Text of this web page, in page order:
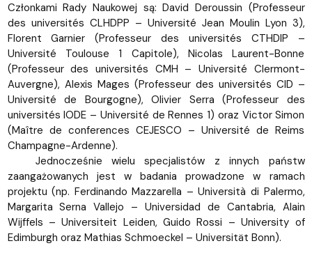
Członkami Rady Naukowej są: David Deroussin (Professeur
des universités CLHDPP – Université Jean Moulin Lyon 3),
Florent Garnier (Professeur des universités CTHDIP –
Université Toulouse 1 Capitole), Nicolas Laurent-Bonne
(Professeur des universités CMH – Université Clermont-
Auvergne), Alexis Mages (Professeur des universités CID –
Université de Bourgogne), Olivier Serra (Professeur des
universités IODE – Université de Rennes 1) oraz Victor Simon
(Maître de conferences CEJESCO – Université de Reims
Champagne-Ardenne).
Jednocześnie wielu specjalistów z innych państw
zaangażowanych jest w badania prowadzone w ramach
projektu (np. Ferdinando Mazzarella – Università di Palermo,
Margarita Serna Vallejo – Universidad de Cantabria, Alain
Wijffels – Universiteit Leiden, Guido Rossi – University of
Edimburgh oraz Mathias Schmoeckel – Universität Bonn).